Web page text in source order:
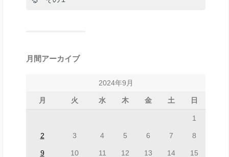
月間アーカイブ
2024年9月
月 火 水 木 金 土 日
1
2 3 4 5 6 7 8
9 10 11 12 13 14 15